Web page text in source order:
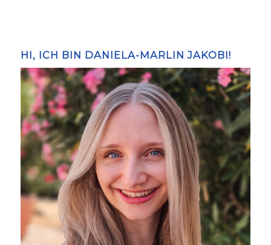
HI, ICH BIN DANIELA-MARLIN JAKOBI!